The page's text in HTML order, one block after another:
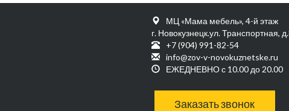
МЦ «Мама мебель», 4-й этаж
г. Новокузнецк.ул. Транспортная,
+7 (904) 991-82-54
info@zov-v-novokuznetske.ru
ЕЖЕДНЕВНО с 10.00 до 20.00
Заказать звонок